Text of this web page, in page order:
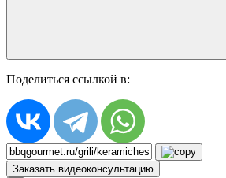
Поделиться ссылкой в:
Заказать видеоконсультацию